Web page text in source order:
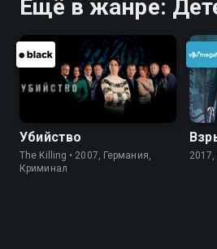
Ещё в жанре:
Убийство
The Killing • 2007, Германия,
Криминал